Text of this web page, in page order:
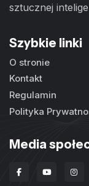
sztucznej
Szybkie linki
O stronie
Kontakt
Regulamin
Polityka
Media